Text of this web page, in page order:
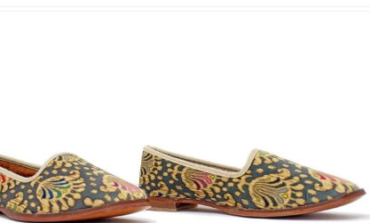
Nombre
*